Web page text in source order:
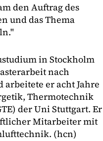
den Auftrag des
und das Thema
in Stockholm
nach
er acht Jahre
Thermotechnik
der Uni Stuttgart. Er
Mitarbeiter mit
(hcn)